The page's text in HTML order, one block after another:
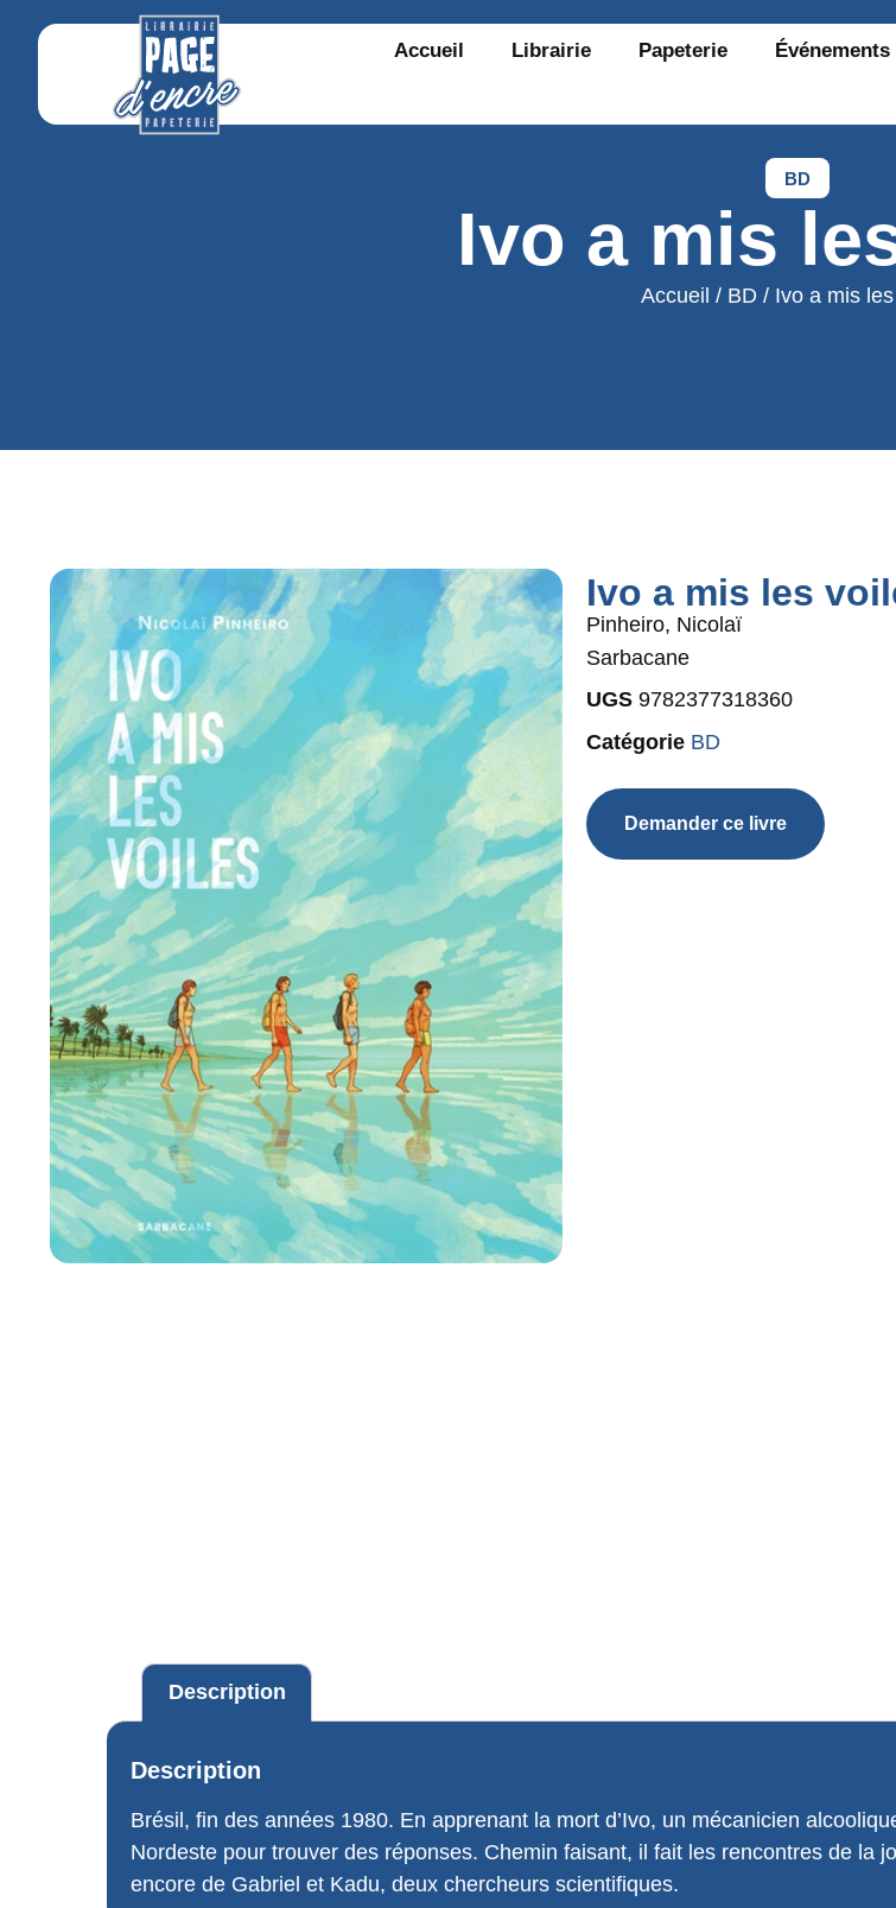
Accueil Librairie Papeterie Événements
BD
Ivo a mis
Accueil / BD / Ivo a mis
Ivo a mis les
Pinheiro, Nicolaï
Sarbacane
UGS 9782377318360
Catégorie BD
Demander ce livre
Description
Description
Brésil, fin des années 1980. En apprenant la mort d’Ivo, un mécanicien
Nordeste pour trouver des réponses. Chemin faisant, il fait les rencontres de la
encore de Gabriel et Kadu, deux chercheurs scientifiques.